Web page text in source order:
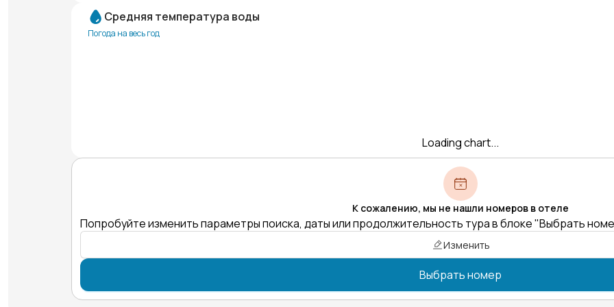
Средняя температура воды
Погода на весь год
Loading chart...
К сожалению, мы не нашли номеров в отеле
Попробуйте изменить параметры поиска, даты или продолжительность тура в блоке "Выбрать
Изменить
Выбрать номер